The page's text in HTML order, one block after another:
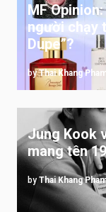
MF
người chạy
Dupe”?
byThai Khang
Jung Kook
mang tên
by Thai Khang